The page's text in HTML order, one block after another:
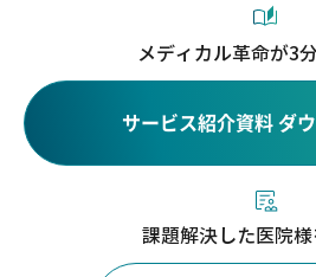
メディカル革命が3
サービス紹介資料 ダ
課題解決した医院